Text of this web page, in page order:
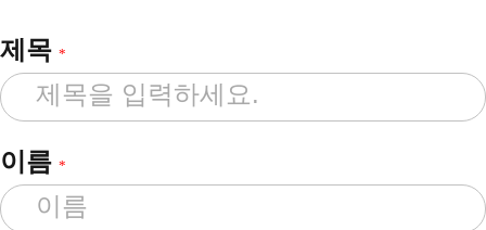
제목 *
이름 *